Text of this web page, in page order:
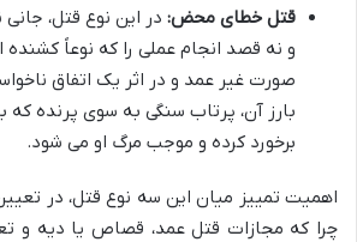
قتل خطای محض: در این نوع قتل،
و نه قصد انجام عملی را که نوعاً
صورت غیر عمد و در اثر یک اتفاق
بارز آن، پرتاب سنگی به سوی پرنده که
برخورد کرده و موجب مرگ او می شود.
اهمیت تمییز میان این سه نوع قتل، در
چرا که مجازات قتل عمد، قصاص یا دیه و